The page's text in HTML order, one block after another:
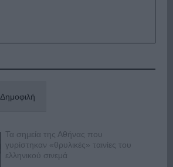
Δημοφιλή
Τα σημεία της Αθήνας που
γυρίστηκαν «θρυλικές» ταινίες του
ελληνικού σινεμά